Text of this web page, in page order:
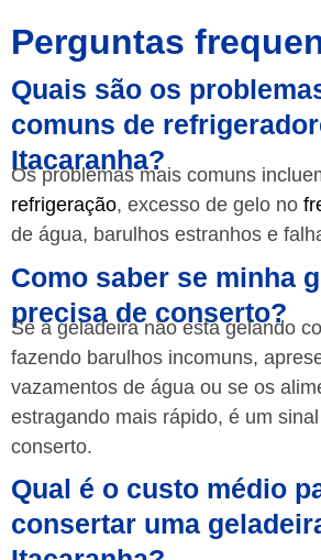
Perguntas
Quais são os
comuns de
Itacaranha?
Os problemas mais comuns
refrigeração, excesso de gelo no
de água, barulhos estranhos e
Como saber se minha
precisa de conserto?
Se a geladeira não está gelando
fazendo barulhos incomuns,
vazamentos de água ou se os
estragando mais rápido, é um
conserto.
Qual é o custo médio
consertar uma